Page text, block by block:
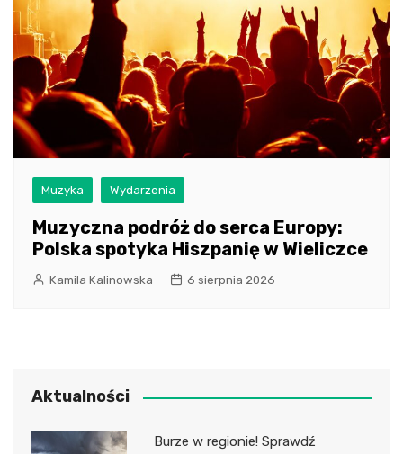
Muzyka Wydarzenia
Muzyczna podróż do serca Europy:
Polska spotyka Hiszpanię w Wieliczce
Kamila Kalinowska 6 sierpnia 2026
Aktualności
Burze w regionie! Sprawdź